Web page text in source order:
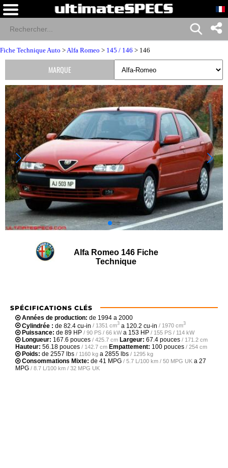
Fiche Technique Auto >Alfa Romeo > 145 / 146 > 146
Alfa Romeo 146 Fiche
Technique
SPÉCIFICATIONS CLÉS
Années de production: de 1994 a 2000
Cylindrée : de 82.4 cu-in / 1351 cm3 a 120.2 cu-in / 1970 cm3
Puissance: de 89 HP / 90 PS / 66 kWa 153 HP / 155 PS / 114 kW
Longueur: 167.6 pouces / 425.7 cm Largeur: 67.4 pouces / 171.2 cm
Hauteur: 56.18 pouces / 142.7 cm Empattement: 100 pouces / 254 cm
Poids: de 2557 lbs / 1160 kg a 2855 lbs / 1295 kg
Consommations Mixte: de 41 MPG / 5.7 L/100 km / 50 MPG UK a 27
MPG / 8.7 L/100 km / 32 MPG UK
MARQUE